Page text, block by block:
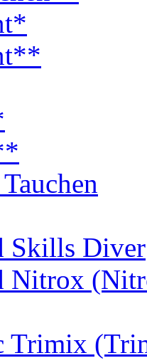
Skills Diver
Nitrox
Trimix